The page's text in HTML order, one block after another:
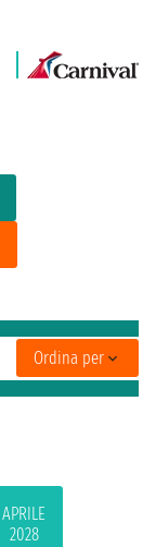
APRILE
2028
Ordina per